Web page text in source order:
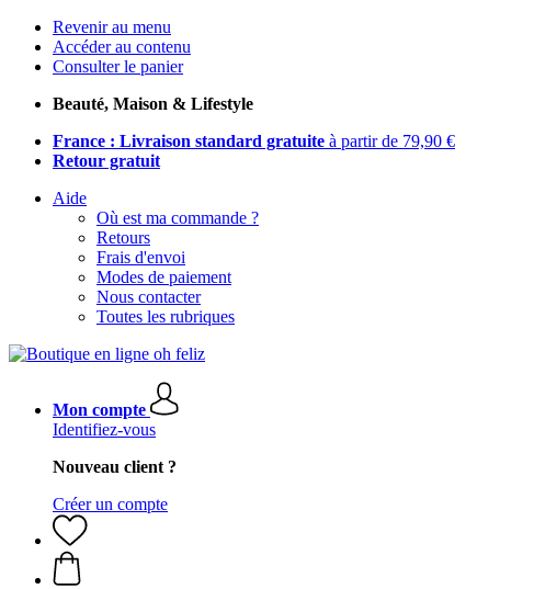
Revenir au menu
Accéder au contenu
Consulter le panier
Beauté, Maison & Lifestyle
France : Livraison standard gratuite à partir de 79,90 €
Retour gratuit
Aide
Où est ma commande ?
Retours
Frais d'envoi
Modes de paiement
Nous contacter
Toutes les rubriques
Mon compte
Identifiez-vous
Nouveau client ?
Créer un compte